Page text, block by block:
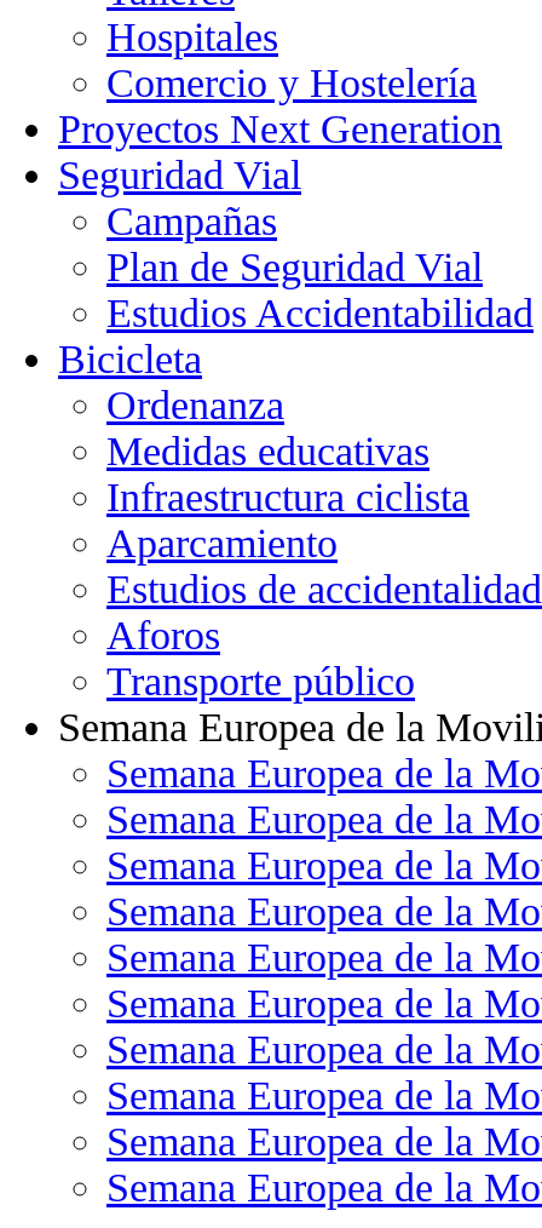
Hospitales
Comercio y Hostelería
Proyectos Next Generation
Seguridad Vial
Campañas
Plan de Seguridad Vial
Estudios Accidentabilidad
Bicicleta
Ordenanza
Medidas educativas
Infraestructura ciclista
Aparcamiento
Estudios de accidentalidad
Aforos
Transporte público
Semana Europea de la
Semana Europea de la
Semana Europea de la
Semana Europea de la
Semana Europea de la
Semana Europea de la
Semana Europea de la
Semana Europea de la
Semana Europea de la
Semana Europea de la
Semana Europea de la